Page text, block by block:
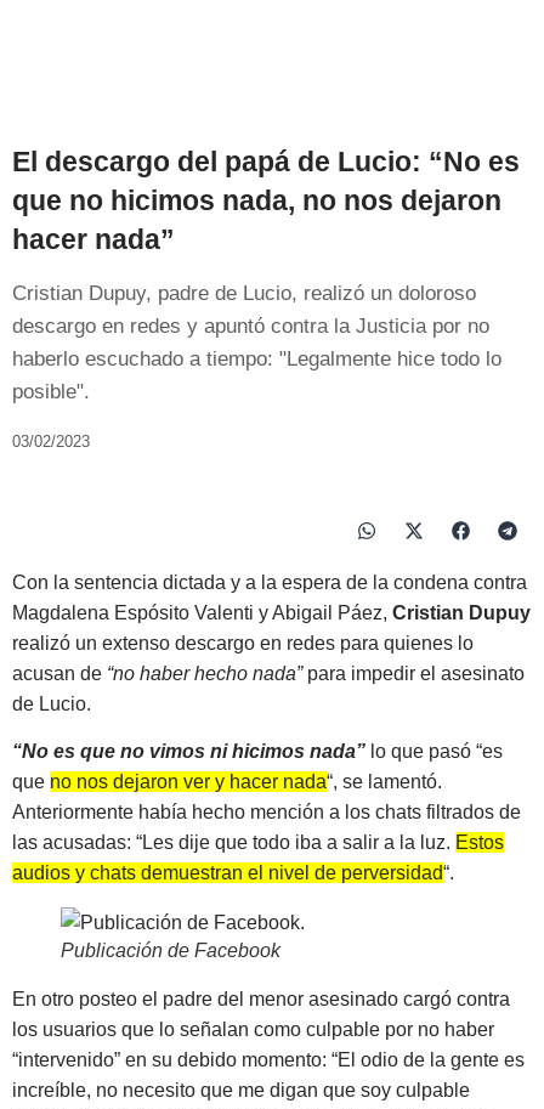
El descargo del papá de Lucio: “No es
que no hicimos nada, no nos dejaron
hacer nada”
Cristian Dupuy, padre de Lucio, realizó un doloroso
descargo en redes y apuntó contra la Justicia por no
haberlo escuchado a tiempo: "Legalmente hice todo lo
posible".
03/02/2023
Con la sentencia dictada y a la espera de la condena contra
Magdalena Espósito Valenti y Abigail Páez, Cristian Dupuy
realizó un extenso descargo en redes para quienes lo
acusan de “no haber hecho nada”para impedir el asesinato
de Lucio.
“No es que no vimos ni hicimos nada” lo que pasó “es
que no nos dejaron ver y hacer nada“, se lamentó.
Anteriormente había hecho mención a los chats filtrados de
las acusadas: “Les dije que todo iba a salir a la luz. Estos
audios y chats demuestran el nivel de perversidad“.
Publicación de Facebook
En otro posteo el padre del menor asesinado cargó contra
los usuarios que lo señalan como culpable por no haber
“intervenido” en su debido momento: “El odio de la gente es
increíble, no necesito que me digan que soy culpable